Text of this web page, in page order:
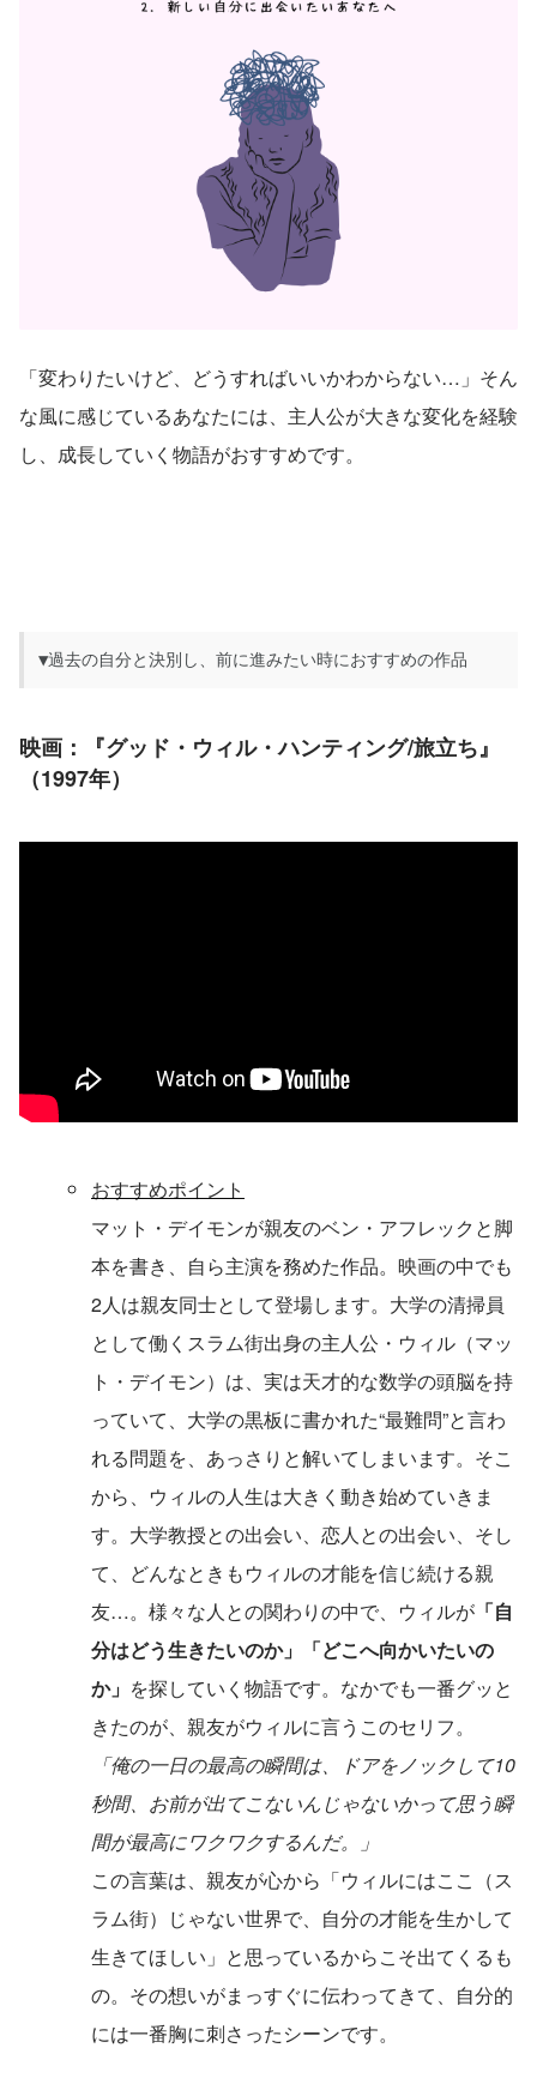
「変わりたいけど、どうすればいいかわからない…」そん
な風に感じているあなたには、主人公が大きな変化を経験
し、成長していく物語がおすすめです。
▼過去の自分と決別し、前に進みたい時におすすめの作品
映画：『グッド・ウィル・ハンティング/旅立ち』
（1997年）
おすすめポイント
マット・デイモンが親友のベン・アフレックと脚
本を書き、自ら主演を務めた作品。映画の中でも
2人は親友同士として登場します。大学の清掃員
として働くスラム街出身の主人公・ウィル（マッ
ト・デイモン）は、実は天才的な数学の頭脳を持
っていて、大学の黒板に書かれた“最難問”と言わ
れる問題を、あっさりと解いてしまいます。そこ
から、ウィルの人生は大きく動き始めていきま
す。大学教授との出会い、恋人との出会い、そし
て、どんなときもウィルの才能を信じ続ける親
友…。様々な人との関わりの中で、ウィルが 「自
分はどう生きたいのか」「どこへ向かいたいの
か」 を探していく物語です。なかでも一番グッと
きたのが、親友がウィルに言うこのセリフ。
「俺の一日の最高の瞬間は、ドアをノックして10
秒間、お前が出てこないんじゃないかって思う瞬
間が最高にワクワクするんだ。」
この言葉は、親友が心から「ウィルにはここ（ス
ラム街）じゃない世界で、自分の才能を生かして
生きてほしい」と思っているからこそ出てくるも
の。その想いがまっすぐに伝わってきて、自分的
には一番胸に刺さったシーンです。